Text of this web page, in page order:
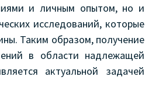
и личным опытом, но и
исследований, которые
Таким образом, получение
в области надлежащей
актуальной задачей